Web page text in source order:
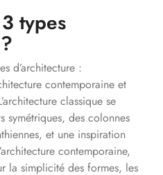
types
d’architecture :
contemporaine et
classique se
symétriques, des colonnes
et une inspiration
contemporaine,
la simplicité des formes, les